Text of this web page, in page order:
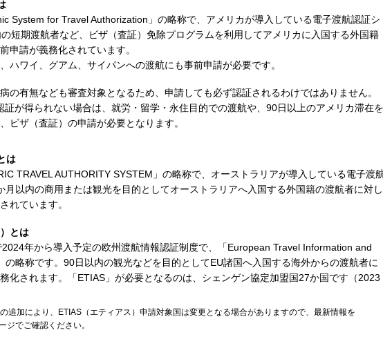
System for Travel Authorization」の略称で、アメリカが導入している電子渡航認証シ
短期渡航者など、ビザ（査証）免除プログラムを利用してアメリカに入国する外国籍
申請が義務化されています。
ハワイ、グアム、サイパンへの渡航にも事前申請が必要です。
の有無なども審査対象となるため、申請しても必ず認証されるわけではありません。
証が得られない場合は、就労・留学・永住目的での渡航や、90日以上のアメリカ滞在を
ビザ（査証）の申請が必要となります。
は
TRAVEL AUTHORITY SYSTEM」の略称で、オーストラリアが導入している電子渡
月以内の商用または観光を目的としてオーストラリアへ入国する外国籍の渡航者に対し
れています。
とは
2024年から導入予定の欧州渡航情報認証制度で、「European Travel Information and
の略称です。90日以内の観光などを目的としてEU諸国へ入国する海外からの渡航者に
化されます。「ETIAS」が必要となるのは、シェンゲン協定加盟国27か国です（2023
追加により、ETIAS（エティアス）申請対象国は変更となる場合がありますので、最新情報を
ジでご確認ください。